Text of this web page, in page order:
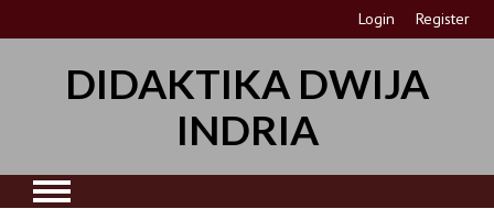
Login Register
DIDAKTIKA DWIJA
INDRIA